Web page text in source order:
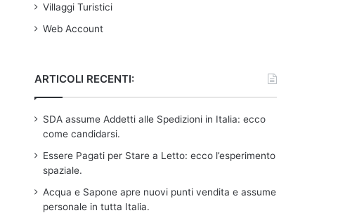
Villaggi Turistici
Web Account
ARTICOLI RECENTI:
SDA assume Addetti alle Spedizioni in Italia: ecco
come candidarsi.
Essere Pagati per Stare a Letto: ecco l’esperimento
spaziale.
Acqua e Sapone apre nuovi punti vendita e assume
personale in tutta Italia.